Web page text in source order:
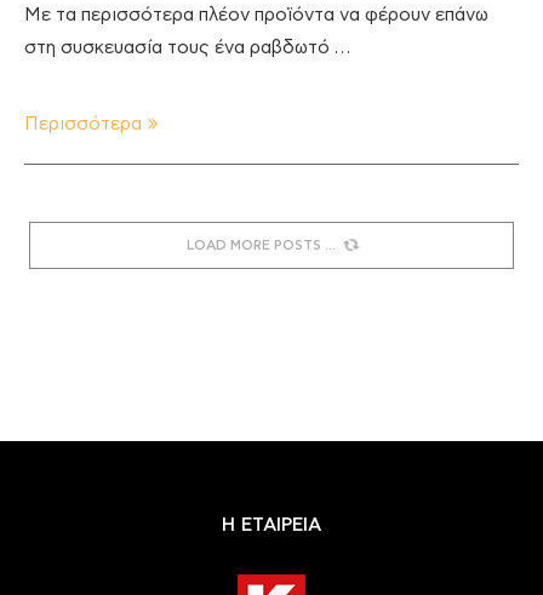
Με τα περισσότερα πλέον προϊόντα να φέρουν επάνω
στη συσκευασία τους ένα ραβδωτό …
Περισσότερα
LOAD MORE POSTS
Η ΕΤΑΙΡΕΙΑ